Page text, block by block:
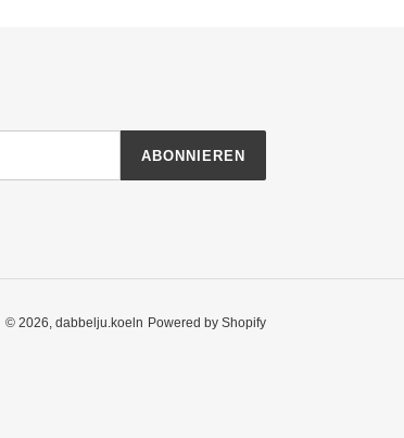
ABONNIEREN
© 2026, dabbelju.koeln Powered by Shopify